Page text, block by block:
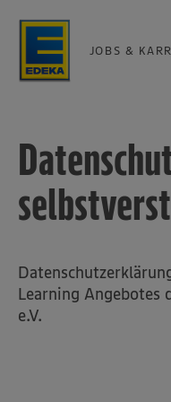
JOBS &
Learning Angebotes
e.V.